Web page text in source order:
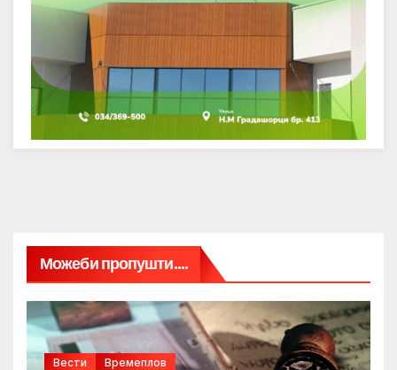
Можеби пропушти....
Вести Времеплов